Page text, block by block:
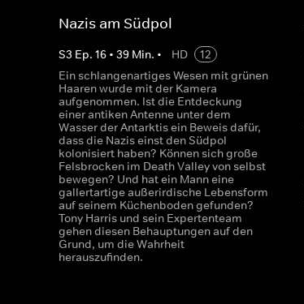
Nazis am Südpol
S3 Ep. 16 • 39 Min. • HD
12
Ein schlangenartiges Wesen mit grünen
Haaren wurde mit der Kamera
aufgenommen. Ist die Entdeckung
einer antiken Antenne unter dem
Wasser der Antarktis ein Beweis dafür,
dass die Nazis einst den Südpol
kolonisiert haben? Können sich große
Felsbrocken im Death Valley von selbst
bewegen? Und hat ein Mann eine
gallertartige außerirdische Lebensform
auf seinem Küchenboden gefunden?
Tony Harris und sein Expertenteam
gehen diesen Behauptungen auf den
Grund, um die Wahrheit
herauszufinden.